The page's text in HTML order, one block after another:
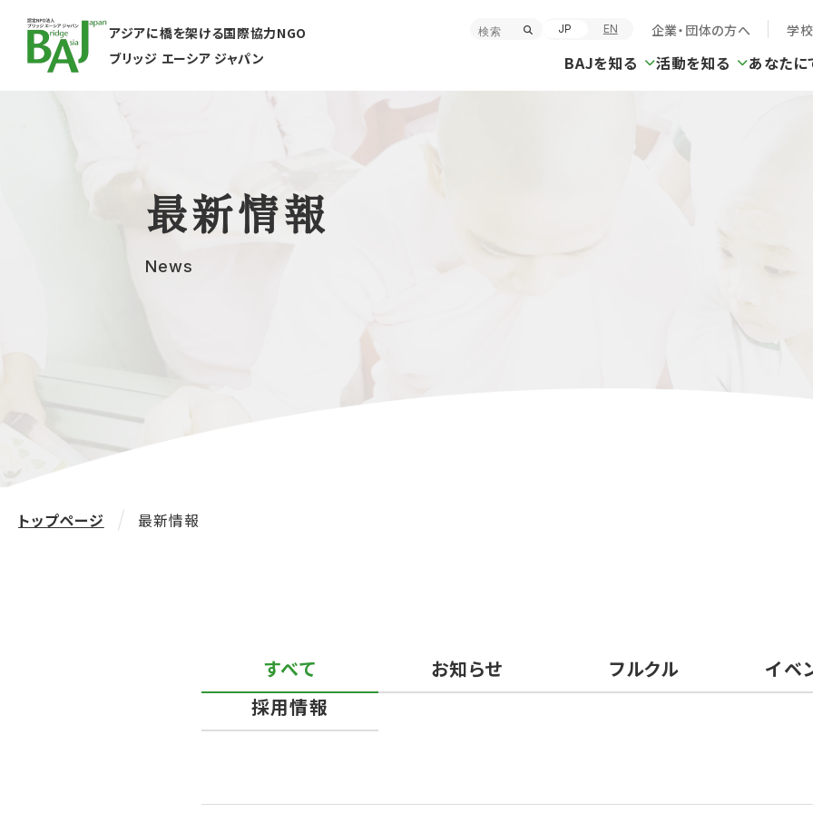
アジアに橋を架ける国際協力NGO
ブリッジ エーシア ジャパン
JP EN 企業・団体の方へ 学
BAJを知る 活動を知る あなたに
最新情報
News
トップページ 最新情報
すべて お知らせ フルクル
イベ
採用情報